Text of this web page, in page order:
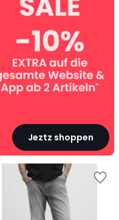
Jeztz shoppen